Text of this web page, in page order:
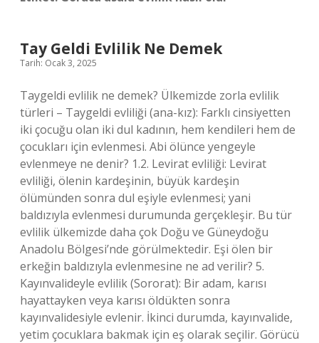
Tay Geldi Evlilik Ne Demek
Tarih: Ocak 3, 2025
Taygeldi evlilik ne demek? Ülkemizde zorla evlilik
türleri – Taygeldi evliliği (ana-kız): Farklı cinsiyetten
iki çocuğu olan iki dul kadının, hem kendileri hem de
çocukları için evlenmesi. Abi ölünce yengeyle
evlenmeye ne denir? 1.2. Levirat evliliği: Levirat
evliliği, ölenin kardeşinin, büyük kardeşin
ölümünden sonra dul eşiyle evlenmesi; yani
baldızıyla evlenmesi durumunda gerçekleşir. Bu tür
evlilik ülkemizde daha çok Doğu ve Güneydoğu
Anadolu Bölgesi’nde görülmektedir. Eşi ölen bir
erkeğin baldızıyla evlenmesine ne ad verilir? 5.
Kayınvalideyle evlilik (Sororat): Bir adam, karısı
hayattayken veya karısı öldükten sonra
kayınvalidesiyle evlenir. İkinci durumda, kayınvalide,
yetim çocuklara bakmak için eş olarak seçilir. Görücü